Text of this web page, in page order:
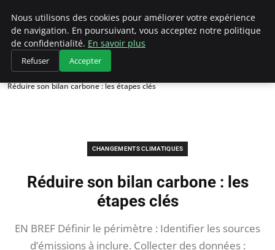
Climategatecountryclub.com
Accueil
Changements climatiques
Réduire son bilan carbone : les étapes clés
CHANGEMENTS CLIMATIQUES
Réduire son bilan carbone : les
étapes clés
EN BREF Définir le périmètre : Identifier les sources
d’émissions à inclure. Collecter des données :
Nous utilisons des cookies pour améliorer votre expérience
de navigation. En poursuivant, vous acceptez notre politique
de confidentialité. En savoir plus
Refuser Accepter